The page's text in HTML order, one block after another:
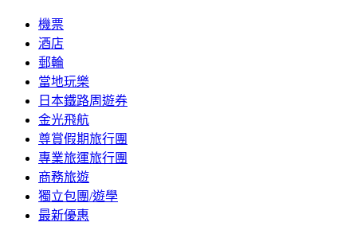
機票
酒店
郵輪
當地玩樂
日本鐵路周遊券
金光飛航
尊賞假期旅行團
專業旅運旅行團
商務旅遊
獨立包團/遊學
最新優惠